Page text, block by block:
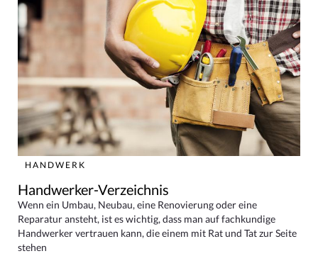
HANDWERK
Handwerker-Verzeichnis
Wenn ein Umbau, Neubau, eine Renovierung oder eine
Reparatur ansteht, ist es wichtig, dass man auf fachkundige
Handwerker vertrauen kann, die einem mit Rat und Tat zur Seite
stehen